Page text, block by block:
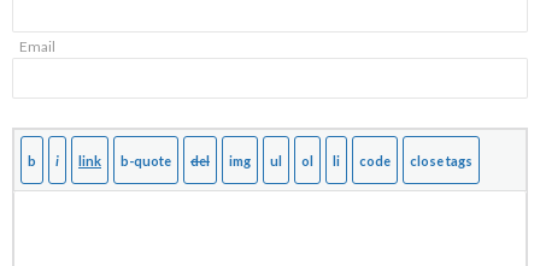
Email